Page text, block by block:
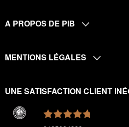
A PROPOS DE PIB
MENTIONS LÉGALES
UNE SATISFACTION CLIENT